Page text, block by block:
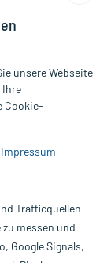
für
Arzt. Bitte
benutzt
Hinweise in
einer Bestellung
unsere Webseite
Ihre
Cookie-
Impressum
Trafficquellen
messen und
Google Signals,